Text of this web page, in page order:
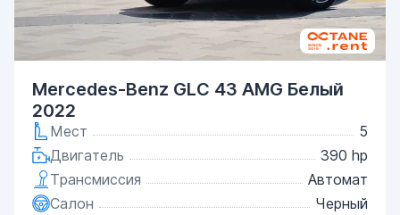
Mercedes-Benz GLC 43 AMG Белый
2022
Мест
5
Двигатель
390 hp
Трансмиссия
Автомат
Салон
Черный